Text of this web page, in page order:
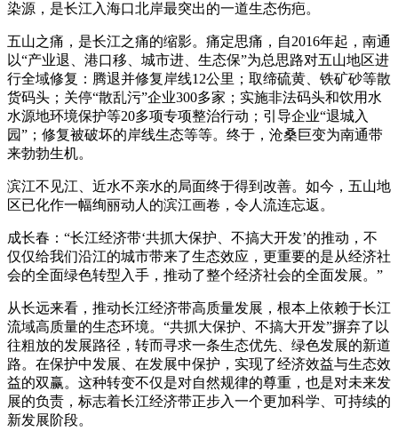
染源，是长江入海口北岸最突出的一道生态伤疤。
五山之痛，是长江之痛的缩影。痛定思痛，自2016年起，南通
以“产业退、港口移、城市进、生态保”为总思路对五山地区进
行全域修复：腾退并修复岸线12公里；取缔硫黄、铁矿砂等散
货码头；关停“散乱污”企业300多家；实施非法码头和饮用水
水源地环境保护等20多项专项整治行动；引导企业“退城入
园”；修复被破坏的岸线生态等等。终于，沧桑巨变为南通带
来勃勃生机。
滨江不见江、近水不亲水的局面终于得到改善。如今，五山地
区已化作一幅绚丽动人的滨江画卷，令人流连忘返。
成长春：“长江经济带‘共抓大保护、不搞大开发’的推动，不
仅仅给我们沿江的城市带来了生态效应，更重要的是从经济社
会的全面绿色转型入手，推动了整个经济社会的全面发展。”
从长远来看，推动长江经济带高质量发展，根本上依赖于长江
流域高质量的生态环境。“共抓大保护、不搞大开发”摒弃了以
往粗放的发展路径，转而寻求一条生态优先、绿色发展的新道
路。在保护中发展、在发展中保护，实现了经济效益与生态效
益的双赢。这种转变不仅是对自然规律的尊重，也是对未来发
展的负责，标志着长江经济带正步入一个更加科学、可持续的
新发展阶段。